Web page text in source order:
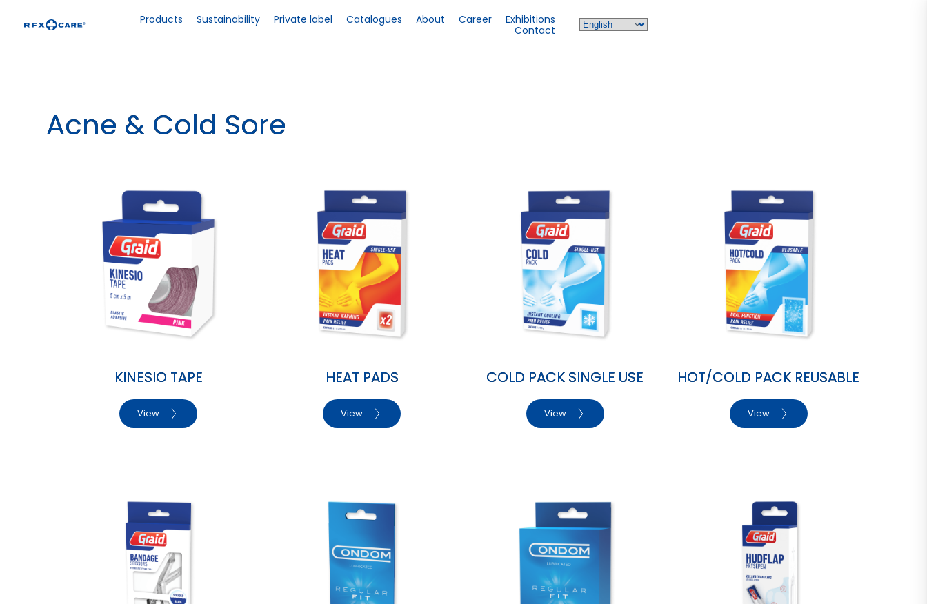
content
Products Sustainability Private label Catalogues About Career
Exhibitions
Contact
Acne & Cold Sore
KINESIO TAPE
View
HEAT PADS
View
COLD PACK SINGLE USE
View
HOT/COLD PACK REUSABLE
View